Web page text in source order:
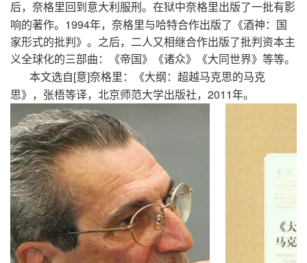
后，奈格里回到意大利服刑。在狱中奈格里出版了一批有影
响的著作。 1994年，奈格里与哈特合作出版了《酒神：国
家形式的批判》。之后，二人又相继合作出版了批判资本主
义全球化的三部曲：《帝国》《诸众》《大同世界》等等。
本文选自[意]奈格里：《大纲：超越马克思的马克
思》，张梧等译，北京师范大学出版社， 2011年。